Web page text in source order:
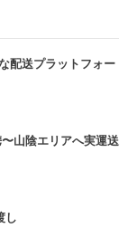
配送プラットフォー
山陰エリアへ実運送
し